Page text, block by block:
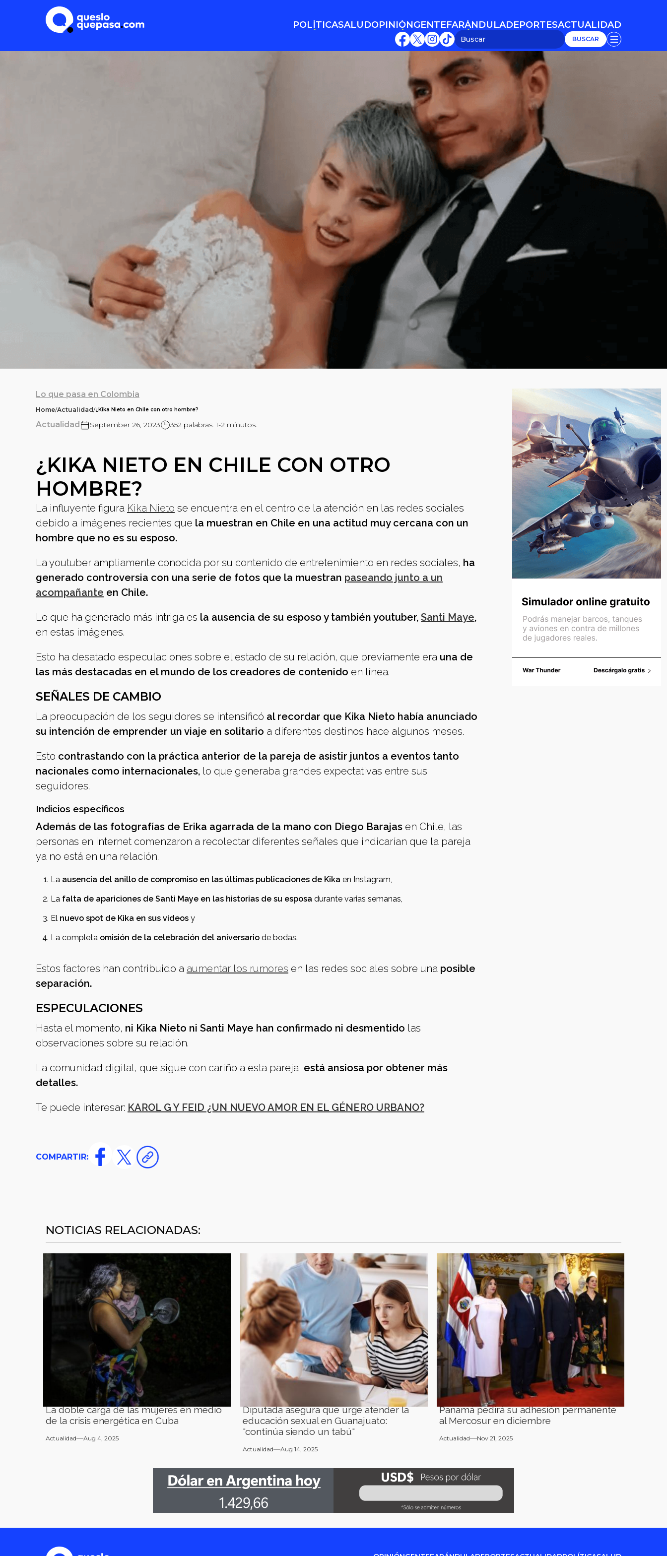
POLÍTICASALUDOPINIÓN
OPINIÓN
GENTE
GENTE
FARÁNDULA
FARÁNDULA
DEPORTESACTUALIDAD
ACTUALIDAD
Lo que pasa en Colombia
Home/Actualidad/¿Kika Nieto en Chile con otro hombre?
Actualidad September 26, 2023 352 palabras. 1-2 minutos.
¿KIKA NIETO EN CHILE CON OTRO
HOMBRE?
La influyente figura Kika Nieto se encuentra en el centro de la atención en las redes sociales
debido a imágenes recientes que la muestran en Chile en una actitud muy cercana con un
hombre que no es su esposo.
La youtuber ampliamente conocida por su contenido de entretenimiento en redes sociales, ha
generado controversia con una serie de fotos que la muestran paseando junto a un
acompañante en Chile.
Lo que ha generado más intriga es la ausencia de su esposo y también youtuber, Santi Maye,
en estas imágenes.
Esto ha desatado especulaciones sobre el estado de su relación, que previamente era una de
las más destacadas en el mundo de los creadores de contenido en línea.
SEÑALES DE CAMBIO
La preocupación de los seguidores se intensificó al recordar que Kika Nieto había anunciado
su intención de emprender un viaje en solitario a diferentes destinos hace algunos meses.
Esto contrastando con la práctica anterior de la pareja de asistir juntos a eventos tanto
nacionales como internacionales, lo que generaba grandes expectativas entre sus
seguidores.
Indicios específicos
Además de las fotografías de Erika agarrada de la mano con Diego Barajas en Chile, las
personas en internet comenzaron a recolectar diferentes señales que indicarían que la pareja
ya no está en una relación.
La ausencia del anillo de compromiso en las últimas publicaciones de Kika en Instagram,
La falta de apariciones de Santi Maye en las historias de su esposa durante varias semanas,
El nuevo spot de Kika en sus videos y
La completa omisión de la celebración del aniversario de bodas.
Estos factores han contribuido a aumentar los rumores en las redes sociales sobre una posible
separación.
ESPECULACIONES
Hasta el momento, ni Kika Nieto ni Santi Maye han confirmado ni desmentido las
observaciones sobre su relación.
La comunidad digital, que sigue con cariño a esta pareja, está ansiosa por obtener más
detalles.
Te puede interesar: KAROL G Y FEID ¿UN NUEVO AMOR EN EL GÉNERO URBANO?
COMPARTIR:
NOTICIAS RELACIONADAS:
La doble carga de las mujeres en medio
de la crisis energética en Cuba
Actualidad Aug 4, 2025
Diputada asegura que urge atender la
educación sexual en Guanajuato:
"continúa siendo un tabú"
Actualidad Aug 14, 2025
Panamá pedirá su adhesión permanente
al Mercosur en diciembre
Actualidad Nov 21, 2025